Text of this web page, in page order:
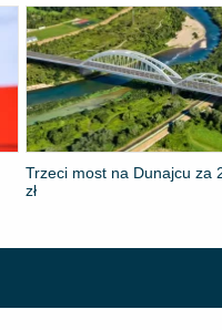
Trzeci most na Dunajcu za
zł